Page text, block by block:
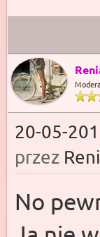
20-05-
przez
No